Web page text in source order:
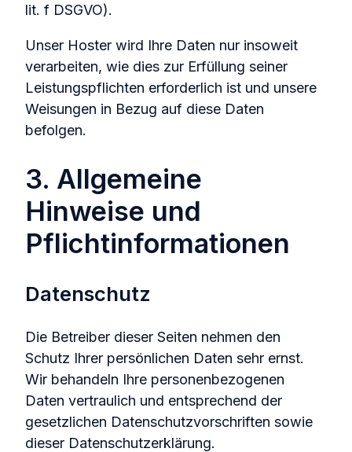
lit. f DSGVO).
Unser Hoster wird Ihre Daten nur insoweit
verarbeiten, wie dies zur Erfüllung seiner
Leistungspflichten erforderlich ist und unsere
Weisungen in Bezug auf diese Daten
befolgen.
3. Allgemeine
Hinweise und
Pflichtinformationen
Datenschutz
Die Betreiber dieser Seiten nehmen den
Schutz Ihrer persönlichen Daten sehr ernst.
Wir behandeln Ihre personenbezogenen
Daten vertraulich und entsprechend der
gesetzlichen Datenschutzvorschriften sowie
dieser Datenschutzerklärung.